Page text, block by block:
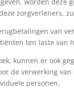
zorgverleners,
van
ten laste van
kunnen er ook
de verwerking
personen.